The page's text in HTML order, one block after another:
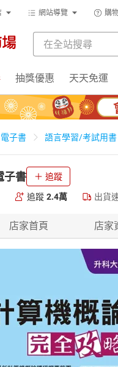
網站導覽 購
抽獎優惠 天天免運
電子書 語言學習/考試用書
子書 追蹤
追蹤 2.4萬 出貨
店家首頁 店家